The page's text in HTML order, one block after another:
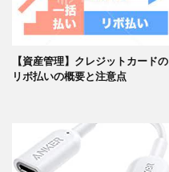
【資産管理】クレジットカードの
リボ払いの概要と注意点